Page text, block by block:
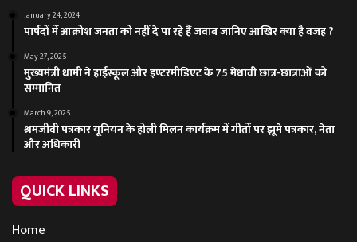
January 24, 2024
पार्षदों में आक्रोश जनता को नहीं दे पा रहे हैं जवाब जानिए आखिर क्या है वजह ?
May 27, 2025
मुख्यमंत्री धामी ने हाईस्कूल और इण्टरमीडिएट के 75 मेधावी छात्र-छात्राओं को
सम्मानित
March 9, 2025
श्रमजीवी पत्रकार यूनियन के होली मिलन कार्यक्रम में गीतों पर झूमे पत्रकार, नेता
और अधिकारी
QUICK LINKS
Home